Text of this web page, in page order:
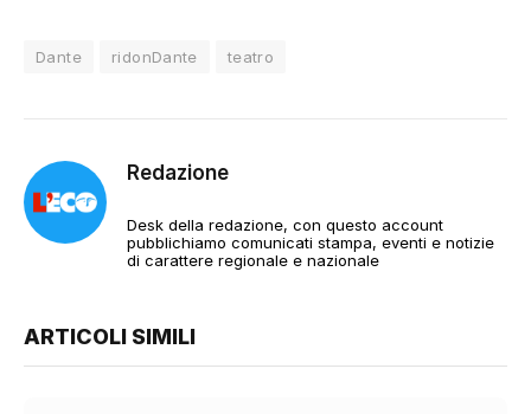
Dante ridonDante teatro
Redazione
Desk della redazione, con questo account
pubblichiamo comunicati stampa, eventi e notizie
di carattere regionale e nazionale
ARTICOLI SIMILI